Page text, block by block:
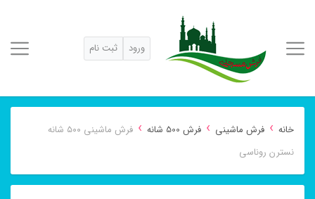
ورود ثبت نام
خانه › فرش ماشینی › فرش 500 شانه ›
فرش ماشینی ۵۰۰ شانه
نسترن روناسی